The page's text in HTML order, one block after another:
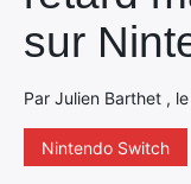
sur
Par Julien Barthet ,
Nintendo Switch